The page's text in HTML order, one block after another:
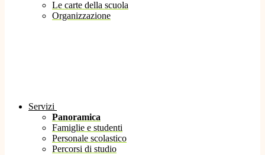
Le carte della scuola
Organizzazione
Servizi
Panoramica
Famiglie e studenti
Personale scolastico
Percorsi di studio